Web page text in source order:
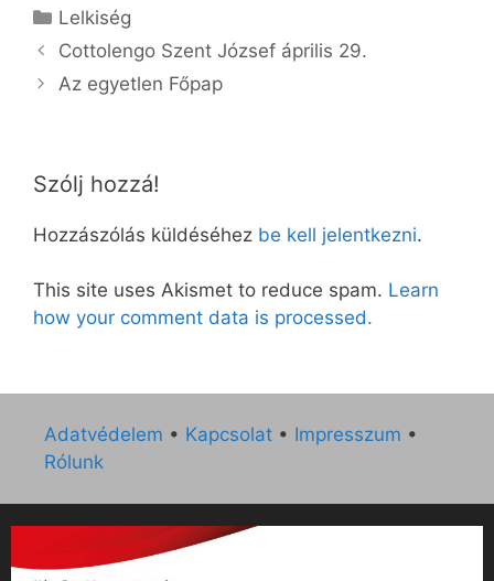
Kategória
Lelkiség
Cottolengo Szent József április 29.
Az egyetlen Főpap
Szólj hozzá!
Hozzászólás küldéséhez be kell jelentkezni.
This site uses Akismet to reduce spam. Learn
how your comment data is processed.
Adatvédelem • Kapcsolat • Impresszum •
Rólunk